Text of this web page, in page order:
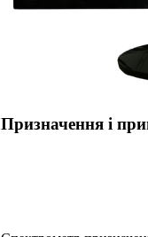
Призначення і